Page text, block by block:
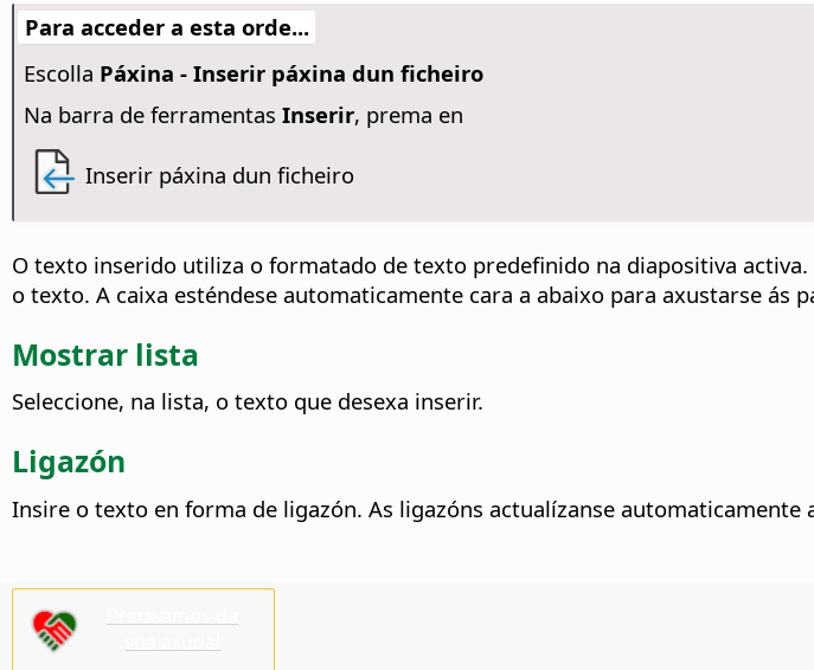
Para acceder a esta orde...
Escolla Páxina - Inserir páxina dun ficheiro
Na barra de ferramentas Inserir, prema en
Inserir páxina dun ficheiro
O texto inserido utiliza o formatado de texto predefinido na diapositiva
o texto. A caixa esténdese automaticamente cara a abaixo para axustarse ás
Mostrar lista
Seleccione, na lista, o texto que desexa inserir.
Ligazón
Insire o texto en forma de ligazón. As ligazóns actualízanse